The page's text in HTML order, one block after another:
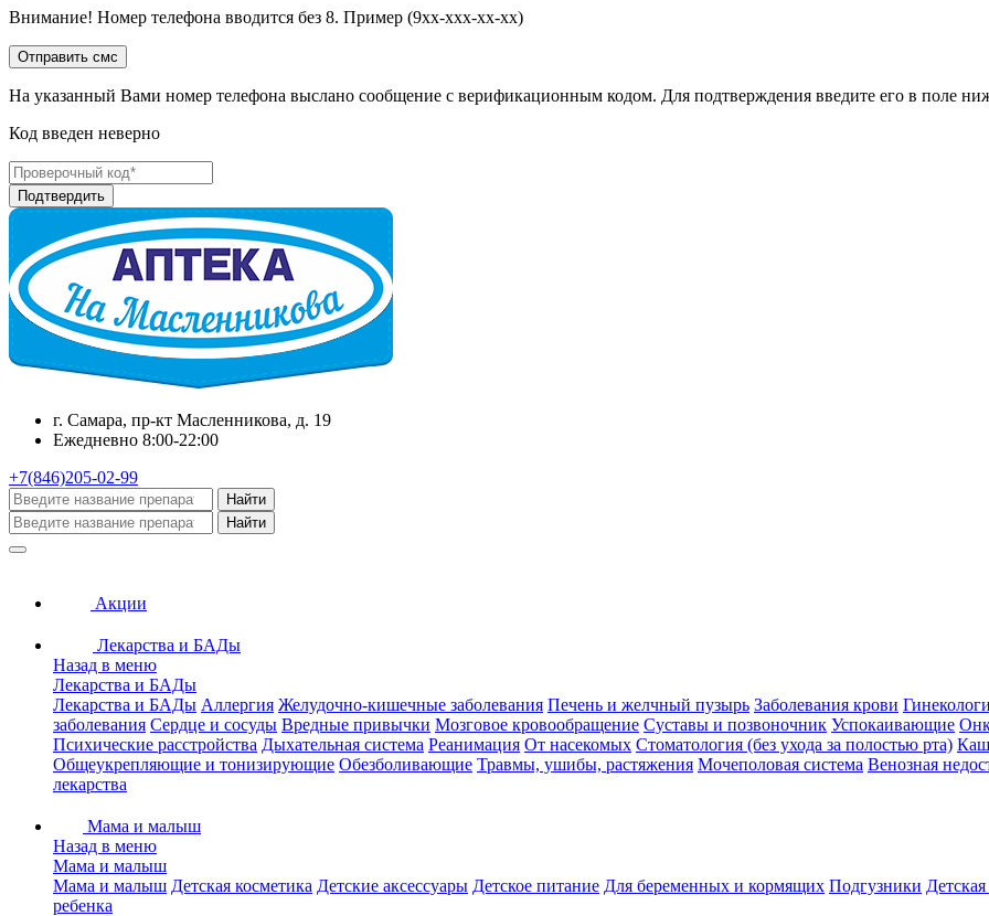
Внимание! Номер телефона вводится без 8. Пример (9хх-ххх-хх-хх)
На указанный Вами номер телефона выслано сообщение с верификационным кодом. Для подтверждения введите его в поле
Код введен неверно
г. Самара, пр-кт Масленникова, д. 19
Ежедневно 8:00-22:00
+7(846)205-02-99
Найти
Найти
Акции
Лекарства и БАДы
Назад в меню
Лекарства и БАДы
Лекарства и БАДы Аллергия Желудочно-кишечные заболевания Печень и желчный пузырь Заболевания крови
заболевания Сердце и сосуды Вредные привычки Мозговое кровообращение Суставы и позвоночник Успокаивающие
Психические расстройства Дыхательная система Реанимация От насекомых Стоматология (без ухода за полостью рта)
Общеукрепляющие и тонизирующие Обезболивающие Травмы, ушибы, растяжения Мочеполовая система Венозная
лекарства
Мама и малыш
Назад в меню
Мама и малыш
Мама и малыш Детская косметика Детские аксессуары Детское питание Для беременных и кормящих Подгузники
ребенка